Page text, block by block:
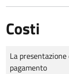
Costi
Tipo di pagamento
Importo
La
pagamento